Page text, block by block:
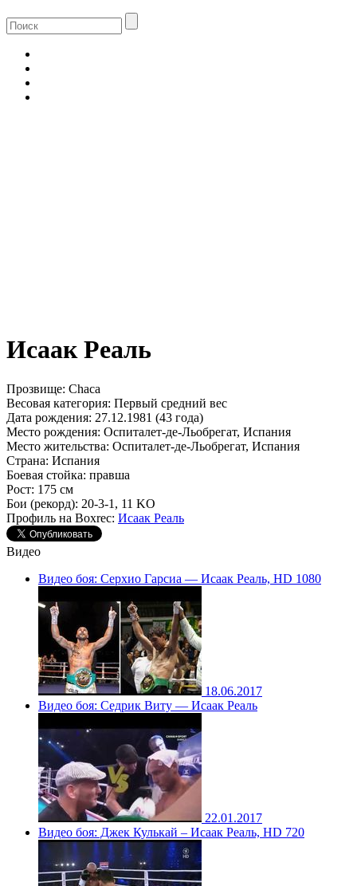
Исаак Реаль
Прозвище: Chaca
Весовая категория: Первый средний вес
Дата рождения: 27.12.1981 (43 года)
Место рождения: Оспиталет-де-Льобрегат, Испания
Место жительства: Оспиталет-де-Льобрегат, Испания
Страна: Испания
Боевая стойка: правша
Рост: 175 см
Бои (рекорд): 20-3-1, 11 KO
Профиль на Boxrec: Исаак Реаль
Видео
Видео боя: Серхио Гарсиа — Исаак Реаль, HD 1080
18.06.2017
Видео боя: Седрик Виту — Исаак Реаль
22.01.2017
Видео боя: Джек Кулькай – Исаак Реаль, HD 720